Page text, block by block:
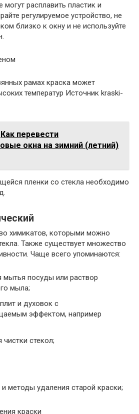
расплавить пластик и
регулируемое устройство, не
близко к окну и не используйте
рамах краска может
температур Источник kraski-
Как перевести
окна на зимний (летний)
пленки со стекла необходимо
химикатов, которыми можно
Также существует множество
Чаще всего упоминаются:
мытья посуды или раствор
мыла;
и духовок с
эффектом, например
стекол;
и методы удаления старой краски;